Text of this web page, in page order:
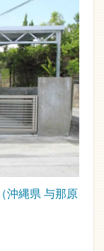
沖縄県 与那原